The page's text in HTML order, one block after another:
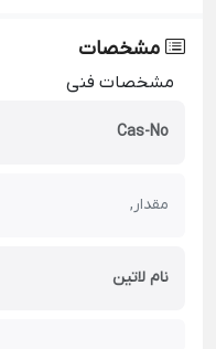
مشخصات
مشخصات فنی
Cas-No
مقدار,
نام لاتین